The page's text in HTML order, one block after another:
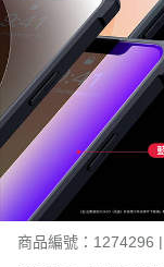
商品編號：1274296